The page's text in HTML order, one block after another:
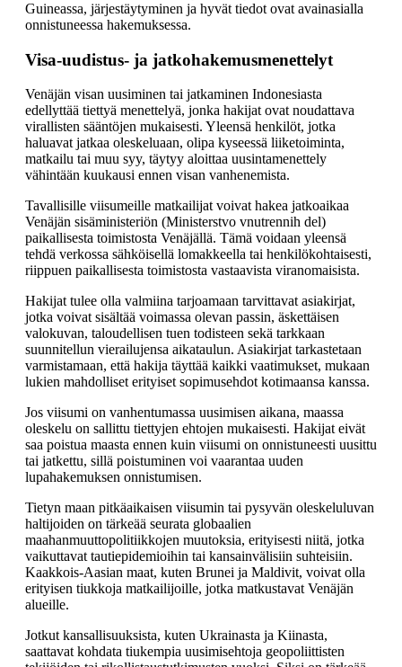
Guineassa, järjestäytyminen ja hyvät tiedot ovat avainasialla
onnistuneessa hakemuksessa.
Visa-uudistus- ja jatkohakemusmenettelyt
Venäjän visan uusiminen tai jatkaminen Indonesiasta
edellyttää tiettyä menettelyä, jonka hakijat ovat noudattava
virallisten sääntöjen mukaisesti. Yleensä henkilöt, jotka
haluavat jatkaa oleskeluaan, olipa kyseessä liiketoiminta,
matkailu tai muu syy, täytyy aloittaa uusintamenettely
vähintään kuukausi ennen visan vanhenemista.
Tavallisille viisumeille matkailijat voivat hakea jatkoaikaa
Venäjän sisäministeriön (Ministerstvo vnutrennih del)
paikallisesta toimistosta Venäjällä. Tämä voidaan yleensä
tehdä verkossa sähköisellä lomakkeella tai henkilökohtaisesti,
riippuen paikallisesta toimistosta vastaavista viranomaisista.
Hakijat tulee olla valmiina tarjoamaan tarvittavat asiakirjat,
jotka voivat sisältää voimassa olevan passin, äskettäisen
valokuvan, taloudellisen tuen todisteen sekä tarkkaan
suunnitellun vierailujensa aikataulun. Asiakirjat tarkastetaan
varmistamaan, että hakija täyttää kaikki vaatimukset, mukaan
lukien mahdolliset erityiset sopimusehdot kotimaansa kanssa.
Jos viisumi on vanhentumassa uusimisen aikana, maassa
oleskelu on sallittu tiettyjen ehtojen mukaisesti. Hakijat eivät
saa poistua maasta ennen kuin viisumi on onnistuneesti uusittu
tai jatkettu, sillä poistuminen voi vaarantaa uuden
lupahakemuksen onnistumisen.
Tietyn maan pitkäaikaisen viisumin tai pysyvän oleskeluluvan
haltijoiden on tärkeää seurata globaalien
maahanmuuttopolitiikkojen muutoksia, erityisesti niitä, jotka
vaikuttavat tautiepidemioihin tai kansainvälisiin suhteisiin.
Kaakkois-Aasian maat, kuten Brunei ja Maldivit, voivat olla
erityisen tiukkoja matkailijoille, jotka matkustavat Venäjän
alueille.
Jotkut kansallisuuksista, kuten Ukrainasta ja Kiinasta,
saattavat kohdata tiukempia uusimisehtoja geopoliittisten